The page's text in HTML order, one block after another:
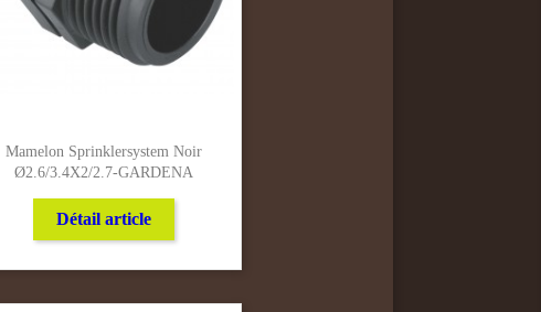
Mamelon Sprinklersystem Noir
Ø2.6/3.4X2/2.7-GARDENA
Détail article